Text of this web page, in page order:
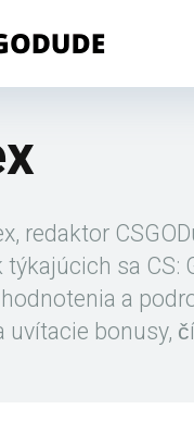
redaktor
týkajúcich sa
a
uvítacie bonusy,